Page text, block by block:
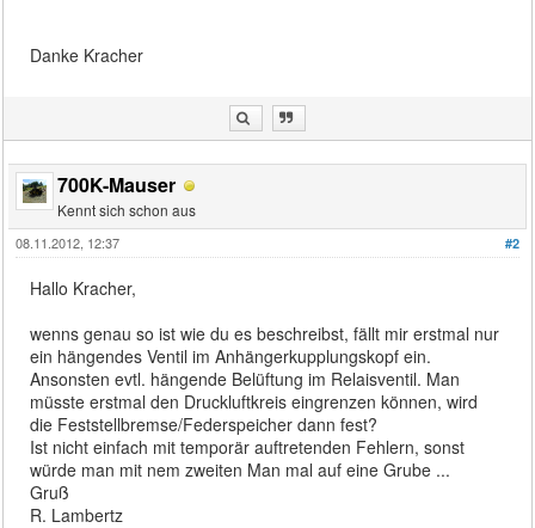
Danke Kracher
700K-Mauser
Kennt sich schon aus
#2
08.11.2012, 12:37
Hallo Kracher,
wenns genau so ist wie du es beschreibst, fällt mir erstmal nur
ein hängendes Ventil im Anhängerkupplungskopf ein.
Ansonsten evtl. hängende Belüftung im Relaisventil. Man
müsste erstmal den Druckluftkreis eingrenzen können, wird
die Feststellbremse/Federspeicher dann fest?
Ist nicht einfach mit temporär auftretenden Fehlern, sonst
würde man mit nem zweiten Man mal auf eine Grube ...
Gruß
R. Lambertz